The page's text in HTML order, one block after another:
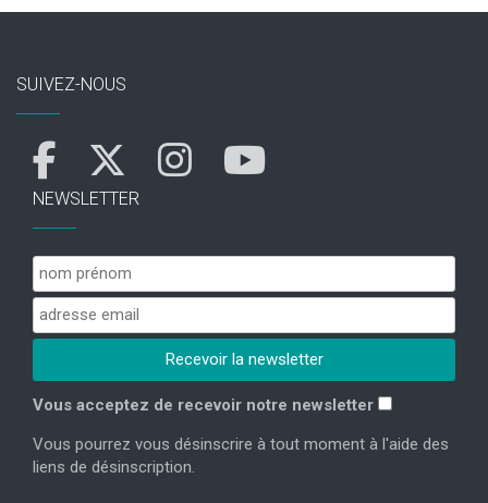
SUIVEZ-NOUS
NEWSLETTER
Vous acceptez de recevoir notre newsletter
Vous pourrez vous désinscrire à tout moment à l'aide des
liens de désinscription.